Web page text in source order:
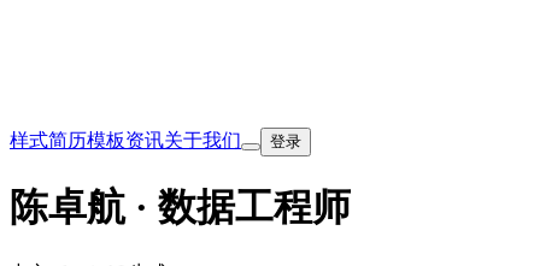
样式简历模板资讯关于我们 登录
陈卓航 · 数据工程师